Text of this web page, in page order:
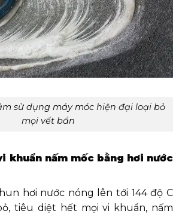
sử dụng máy móc hiện đại loại bỏ
mọi vết bẩn
khuẩn nấm mốc bằng hơi nước
hơi nước nóng lên tới 144 độ C
tiêu diệt hết mọi vi khuẩn, nấm